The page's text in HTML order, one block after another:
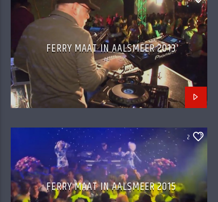
FERRY MAAT IN AALSMEER 2013
2
FERRY MAAT IN AALSMEER 2015